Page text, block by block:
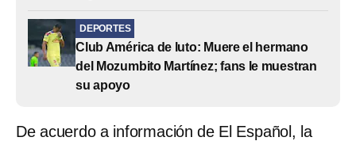
DEPORTES
Club América de luto: Muere el hermano
del Mozumbito Martínez; fans le muestran
su apoyo
De acuerdo a información de El Español, la